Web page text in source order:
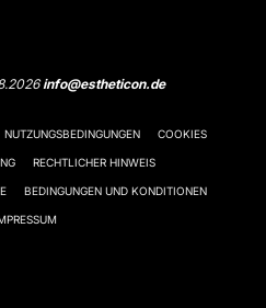
info@estheticon.de
NUTZUNGSBEDINGUNGEN COOKIES
RECHTLICHER HINWEIS
BEDINGUNGEN UND KONDITIONEN